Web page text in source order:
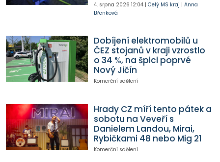
4. srpna 2026 12:04| Celý MS kraj | Anna
Břenková
Dobíjení elektromobilů u
ČEZ stojanů v kraji vzrostlo
o 34 %, na špici poprvé
Nový Jičín
Komerční sdělení
Hrady CZ míří tento pátek a
sobotu na Veveří s
Danielem Landou, Mirai,
Rybičkami 48 nebo Mig 21
Komerční sdělení